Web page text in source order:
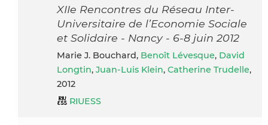
XIIe Rencontres du Réseau Inter-
Universitaire de l’Economie Sociale
et Solidaire - Nancy - 6-8 juin 2012
Marie J. Bouchard, Benoît Lévesque, David
Longtin, Juan-Luis Klein, Catherine Trudelle,
2012
RIUESS